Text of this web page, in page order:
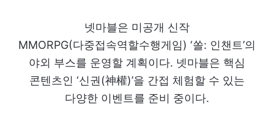
넷마블은 미공개 신작
MMORPG(다중접속역할수행게임) ‘쏠: 인챈트’의
야외 부스를 운영할 계획이다. 넷마블은 핵심
콘텐츠인 ‘신권(神權)’을 간접 체험할 수 있는
다양한 이벤트를 준비 중이다.